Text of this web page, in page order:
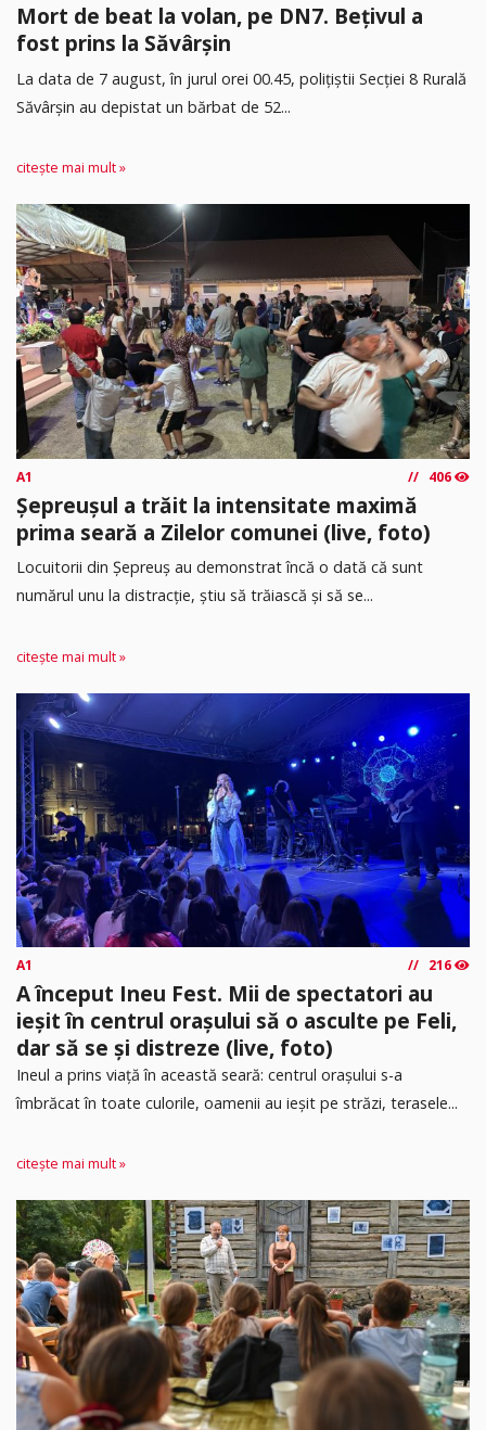
Mort de beat la volan, pe DN7. Bețivul a
fost prins la Săvârșin
​La data de 7 august, în jurul orei 00.45, polițiștii Secției 8 Rurală
Săvârșin au depistat un bărbat de 52...
citește mai mult »
A1 406
Șepreușul a trăit la intensitate maximă
prima seară a Zilelor comunei (live, foto)
Locuitorii din Șepreuș au demonstrat încă o dată că sunt
numărul unu la distracție, știu să trăiască și să se...
citește mai mult »
A1 216
A început Ineu Fest. Mii de spectatori au
ieșit în centrul orașului să o asculte pe Feli,
dar să se și distreze (live, foto)
Ineul a prins viață în această seară: centrul orașului s-a
îmbrăcat în toate culorile, oamenii au ieșit pe străzi, terasele...
citește mai mult »